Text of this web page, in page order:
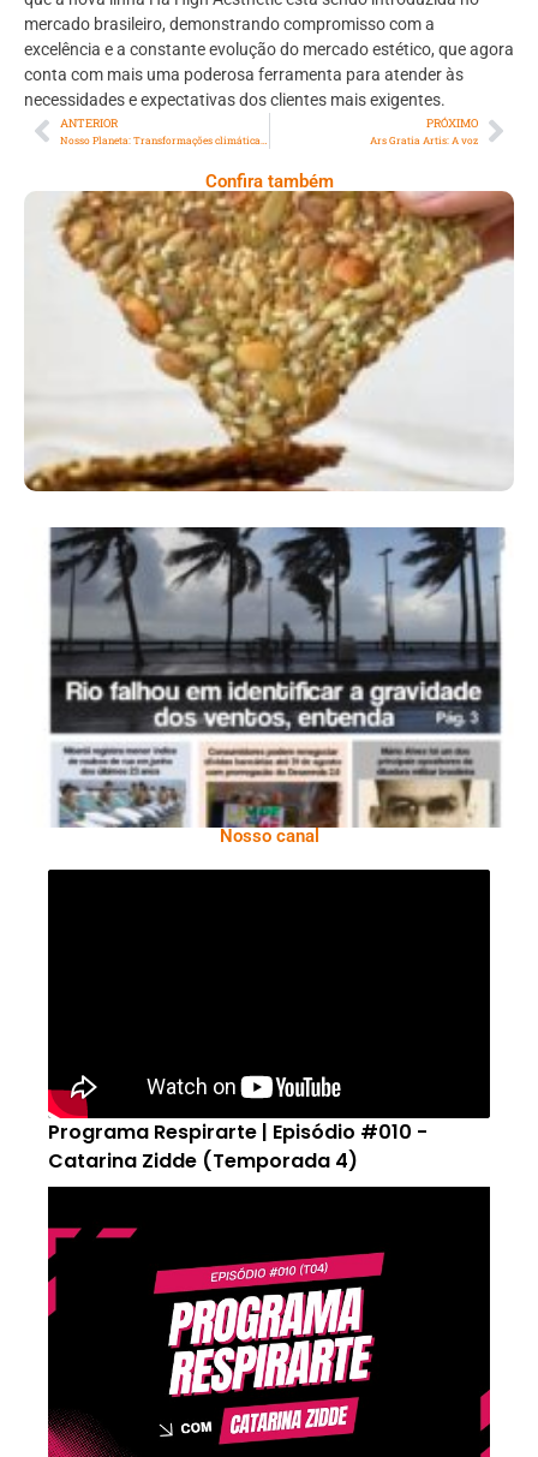
mercado brasileiro, demonstrando compromisso com a
excelência e a constante evolução do mercado estético, que agora
conta com mais uma poderosa ferramenta para atender às
necessidades e expectativas dos clientes mais exigentes.
ANTERIOR
Nosso Planeta: Transformações climáticas e distúrbio no sistema nervoso
PRÓXIMO
Ars Gratia Artis: A voz
Confira também
Comer Bem: Cracker De Sementes
Ano X – Número 366 01 A 07 De Agosto De
2026
Nosso canal
Programa Respirarte | Episódio #010 -
Catarina Zidde (Temporada 4)